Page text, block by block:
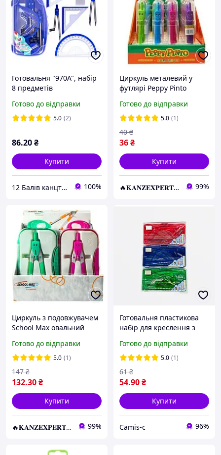
Готовальня "970А", набір
8 предметів
Готово до відправки
5.0 (2)
86.20₴
Купити
12 Балів канцтовари оптом і в роздріб 100%
Циркуль металевий у
футлярі Peppy Pinto
Готово до відправки
5.0 (1)
36₴
40 ₴
Купити
🔥𝐊𝐀𝐍𝐙𝐄𝐗𝐏𝐄𝐑𝐓.com.ua🔥 99%
Циркуль з подовжувачем
School Max овальний
Готово до відправки
5.0 (1)
132.30₴
147 ₴
Купити
🔥𝐊𝐀𝐍𝐙𝐄𝐗𝐏𝐄𝐑𝐓.com.ua🔥 99%
Готовальня пластикова
набір для креслення з
транспортиром
Готово до відправки
5.0 (1)
54.90₴
61 ₴
Купити
Camis-c 96%